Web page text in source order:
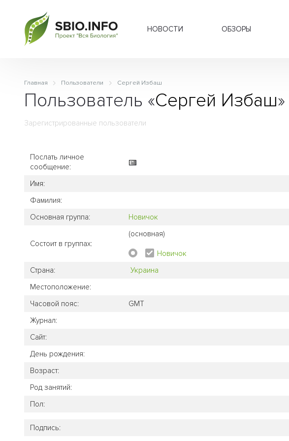
НОВОСТИ ОБЗОРЫ
Главная Пользователи Сергей Избаш
Пользователь «Сергей Избаш»
Зарегистрированные пользователи
Послать личное
сообщение:
Имя:
Фамилия:
Основная группа:
Новичок
Состоит в группах:
(основная)
Новичок
Страна:
Украина
Местоположение:
Часовой пояс:
GMT
Журнал:
Сайт:
День рождения:
Возраст:
Род занятий:
Пол:
Подпись: